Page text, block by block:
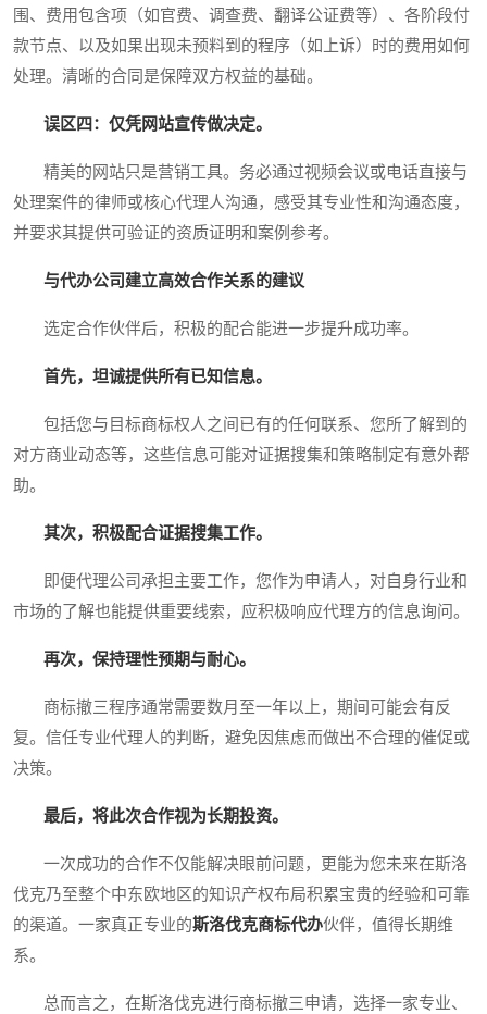
围、费用包含项（如官费、调查费、翻译公证费等）、各阶段付
款节点、以及如果出现未预料到的程序（如上诉）时的费用如何
处理。清晰的合同是保障双方权益的基础。
误区四：仅凭网站宣传做决定。
精美的网站只是营销工具。务必通过视频会议或电话直接与
处理案件的律师或核心代理人沟通，感受其专业性和沟通态度，
并要求其提供可验证的资质证明和案例参考。
与代办公司建立高效合作关系的建议
选定合作伙伴后，积极的配合能进一步提升成功率。
首先，坦诚提供所有已知信息。
包括您与目标商标权人之间已有的任何联系、您所了解到的
对方商业动态等，这些信息可能对证据搜集和策略制定有意外帮
助。
其次，积极配合证据搜集工作。
即便代理公司承担主要工作，您作为申请人，对自身行业和
市场的了解也能提供重要线索，应积极响应代理方的信息询问。
再次，保持理性预期与耐心。
商标撤三程序通常需要数月至一年以上，期间可能会有反
复。信任专业代理人的判断，避免因焦虑而做出不合理的催促或
决策。
最后，将此次合作视为长期投资。
一次成功的合作不仅能解决眼前问题，更能为您未来在斯洛
伐克乃至整个中东欧地区的知识产权布局积累宝贵的经验和可靠
的渠道。一家真正专业的斯洛伐克商标代办伙伴，值得长期维
系。
总而言之，在斯洛伐克进行商标撤三申请，选择一家专业、